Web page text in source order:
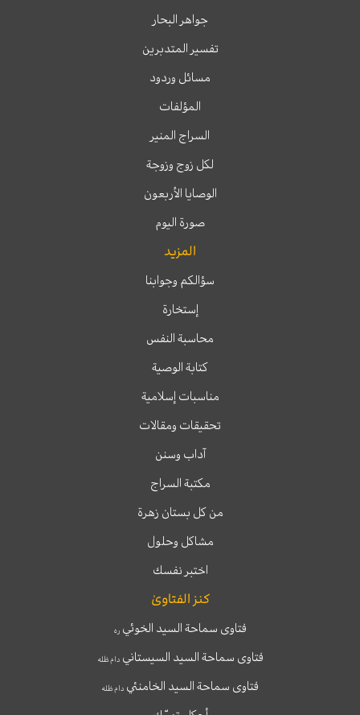
جواهر البحار
تفسير المتدبرين
مسائل وردود
المؤلفات
السراج المنير
لكل زوج وزوجة
الوصايا الأربعون
صورة اليوم
المزيد
سؤالكم وجوابنا
إستخارة
محاسبة النفس
كتابة الوصية
مناسبات إسلامية
تحقيقات ومقالات
آداب وسنن
مكتبة السراج
من كل بستان زهرة
مشاكل وحلول
اختبر نفسك
كنز الفتاوىٰ
فتاوى سماحة السيد الخوئيره
فتاوى سماحة السيد السيستانيدام ظله
فتاوى سماحة السيد الخامنئي دام ظله